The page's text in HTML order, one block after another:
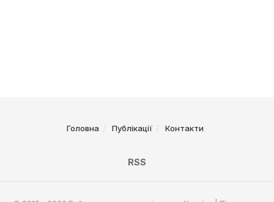
Головна Публікації Контакти
RSS